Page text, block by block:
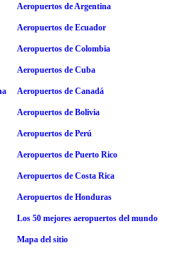
Aeropuertos de Argentina
Aeropuertos de Ecuador
Aeropuertos de Colombia
Aeropuertos de Cuba
Aeropuertos de Canadá
Aeropuertos de Bolivia
Aeropuertos de Perú
Aeropuertos de Puerto Rico
Aeropuertos de Costa Rica
Aeropuertos de Honduras
Los 50 mejores aeropuertos del mundo
Mapa del sitio